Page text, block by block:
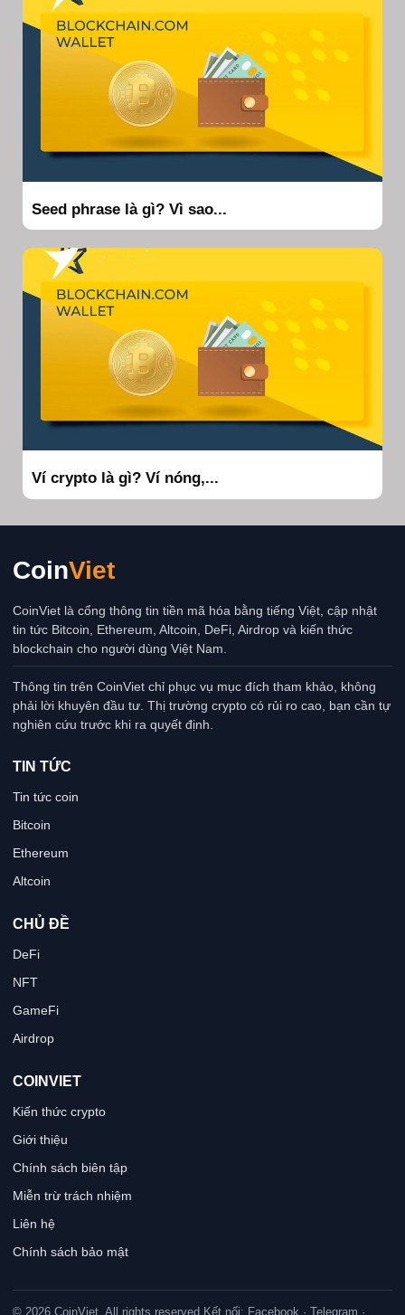
Seed phrase là gì? Vì sao...
Ví crypto là gì? Ví nóng,...
CoinViet
CoinViet là cổng thông tin tiền mã hóa bằng tiếng Việt, cập nhật
tin tức Bitcoin, Ethereum, Altcoin, DeFi, Airdrop và kiến thức
blockchain cho người dùng Việt Nam.
Thông tin trên CoinViet chỉ phục vụ mục đích tham khảo, không
phải lời khuyên đầu tư. Thị trường crypto có rủi ro cao, bạn cần tự
nghiên cứu trước khi ra quyết định.
TIN TỨC
Tin tức coin
Bitcoin
Ethereum
Altcoin
CHỦ ĐỀ
DeFi
NFT
GameFi
Airdrop
COINVIET
Kiến thức crypto
Giới thiệu
Chính sách biên tập
Miễn trừ trách nhiệm
Liên hệ
Chính sách bảo mật
© 2026 CoinViet. All rights reserved. Kết nối: Facebook · Telegram ·